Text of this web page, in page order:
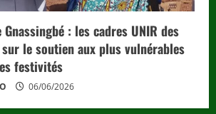
: les cadres UNIR des
le soutien aux plus vulnérables
festivités
06/06/2026